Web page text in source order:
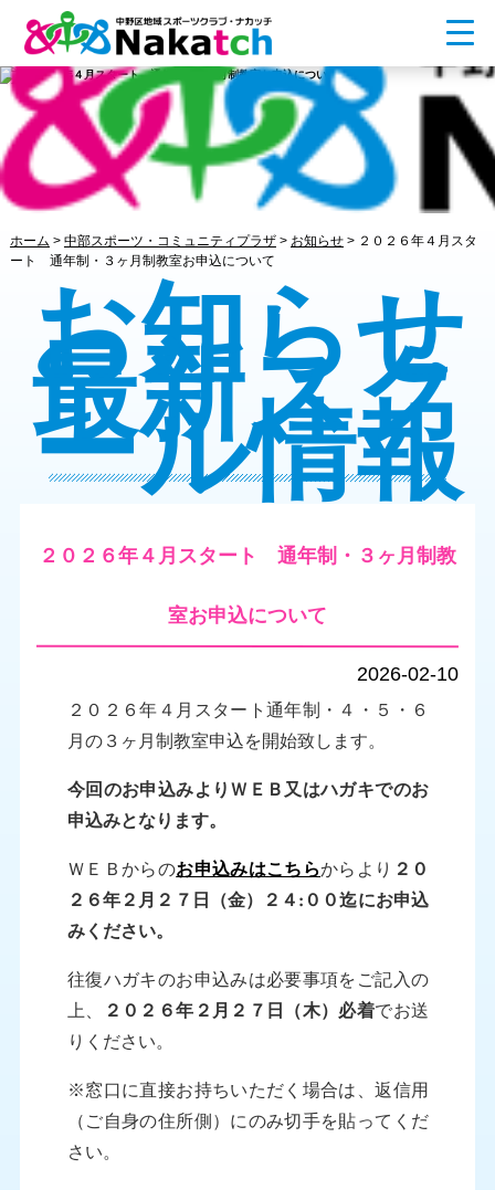
ホーム > 中部スポーツ・コミュニティプラザ> お知らせ> ２０２６年４月スタ
ート 通年制・３ヶ月制教室お申込について
お知らせ
最新スク
ール情報
２０２６年４月スタート 通年制・３ヶ月制教
室お申込について
2026-02-10
２０２６年４月スタート通年制・４・５・６
月の３ヶ月制教室申込を開始致します。
今回のお申込みよりＷＥＢ又はハガキでのお
申込みとなります。
ＷＥＢからのお申込みはこちらからより ２０
２６年２月２７日（金）２４:００迄にお申込
みください。
往復ハガキのお申込みは必要事項をご記入の
上、 ２０２６年２月２７日（木）必着でお送
りください。
※窓口に直接お持ちいただく場合は、返信用
（ご自身の住所側）にのみ切手を貼ってくだ
さい。